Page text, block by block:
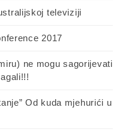
televiziji
2017
ne mogu sagorijevati
Od kuda mjehurići u